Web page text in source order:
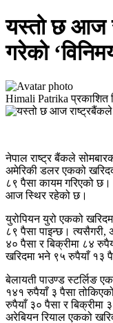
यस्तो छ आज
गरेको
Himali Patrika प्रकाशित
नेपाल राष्ट्र बैंकले
अमेरिकी डलर एकको
८९ पैसा कायम गरिएको
आज स्थिर रहेको छ।
युरोपियन युरो एकको
८९ पैसा पाइन्छ।
४० पैसा र बिक्रीमा ८४
खरिदमा भने ९५ रुपैयाँ १३
बेलायती पाउण्ड स्टर्लिङ
१४१ रुपैयाँ ३ पैसा
रुपैयाँ ३० पैसा र बिक्रीमा
अरेबियन रियाल एकको